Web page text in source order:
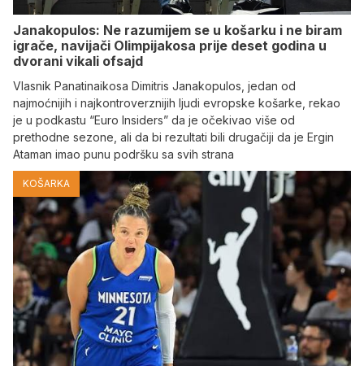
Janakopulos: Ne razumijem se u košarku i ne biram
igrače, navijači Olimpijakosa prije deset godina u
dvorani vikali ofsajd
Vlasnik Panatinaikosa Dimitris Janakopulos, jedan od
najmoćnijih i najkontroverznijih ljudi evropske košarke, rekao
je u podkastu “Euro Insiders” da je očekivao više od
prethodne sezone, ali da bi rezultati bili drugačiji da je Ergin
Ataman imao punu podršku sa svih strana
KOŠARKA